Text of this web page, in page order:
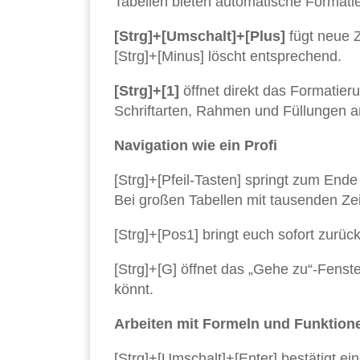
[Strg]+[Umschalt]+[Plus] fügt neue
[Strg]+[Minus] löscht entsprechend.
[Strg]+[1] öffnet direkt das
Schriftarten, Rahmen und Füllungen
Navigation wie ein Profi
[Strg]+[Pfeil-Tasten] springt zum
Bei großen Tabellen mit tausenden
[Strg]+[Pos1] bringt euch sofort
[Strg]+[G] öffnet das „Gehe zu“-
könnt.
Arbeiten mit Formeln und